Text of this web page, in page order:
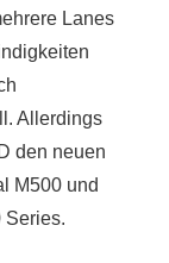
Lanes
Allerdings
den neuen
M500 und
Series.